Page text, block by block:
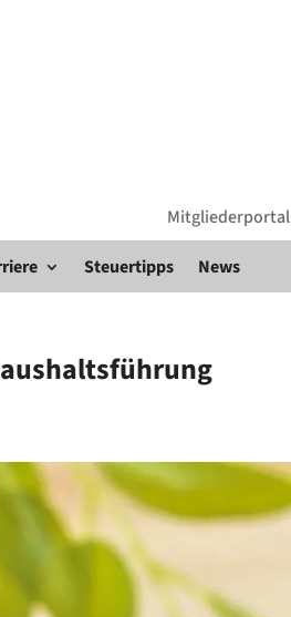
Mitgliederportal
Steuertipps News